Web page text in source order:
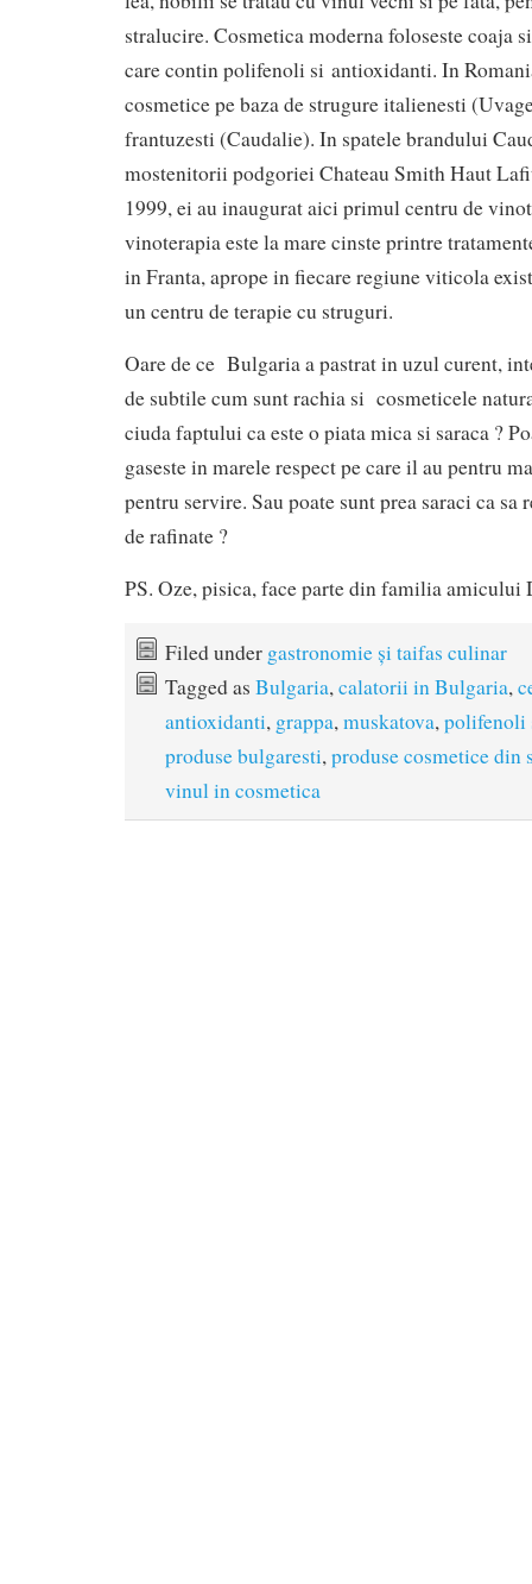
stralucire. Cosmetica moderna foloseste coaja
care contin polifenoli si antioxidanti. In
cosmetice pe baza de strugure italienesti
frantuzesti (Caudalie). In spatele brandului
mostenitorii podgoriei Chateau Smith Haut
1999, ei au inaugurat aici primul centru de
vinoterapia este la mare cinste printre
in Franta, aprope in fiecare regiune viticola
un centru de terapie cu struguri.
Oare de ce Bulgaria a pastrat in uzul curent,
de subtile cum sunt rachia si cosmeticele
ciuda faptului ca este o piata mica si saraca ?
gaseste in marele respect pe care il au pentru
pentru servire. Sau poate sunt prea saraci ca sa
de rafinate ?
PS. Oze, pisica, face parte din familia
Filed under gastronomie și taifas culinar
Tagged as Bulgaria,calatorii in Bulgaria,
antioxidanti, grappa,muskatova,polifenoli
produse bulgaresti,produse cosmetice din
vinul in cosmetica